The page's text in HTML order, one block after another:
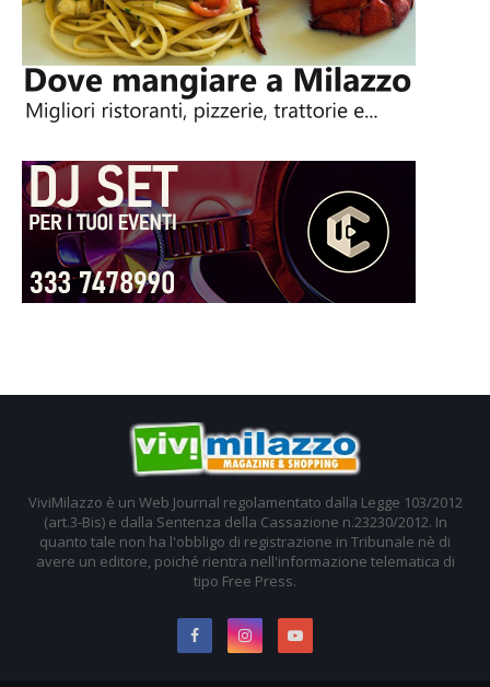
ViviMilazzo è un Web Journal regolamentato dalla Legge 103/2012
(art.3-Bis) e dalla Sentenza della Cassazione n.23230/2012. In
quanto tale non ha l'obbligo di registrazione in Tribunale nè di
avere un editore, poiché rientra nell'informazione telematica di
tipo Free Press.